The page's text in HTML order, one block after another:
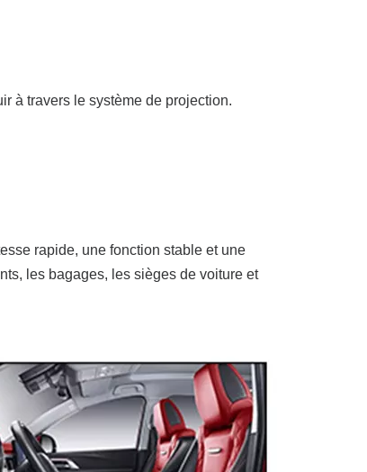
à travers le système de projection.
rapide, une fonction stable et une
les bagages, les sièges de voiture et